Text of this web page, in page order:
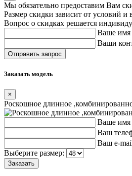
Мы обязательно предоставим Вам
Размер скидки зависит от условий и
Вопрос о скидках решается
Ваше имя
Ваши
Заказать модель
×
Роскошное длинное
Ваше имя
Ваш
Ваш e-
Выберите размер: